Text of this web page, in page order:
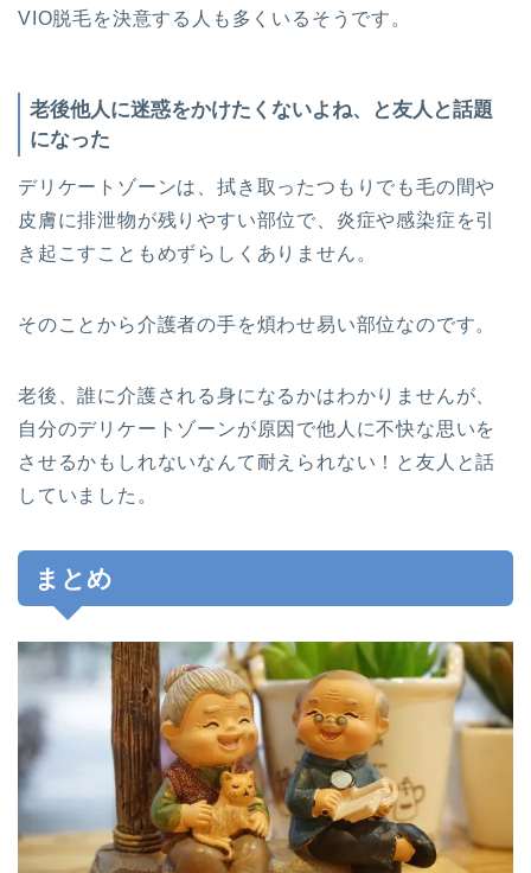
VIO脱毛を決意する人も多くいるそうです。
老後他人に迷惑をかけたくないよね、と友人と話題
になった
デリケートゾーンは、拭き取ったつもりでも毛の間や
皮膚に排泄物が残りやすい部位で、炎症や感染症を引
き起こすこともめずらしくありません。
そのことから介護者の手を煩わせ易い部位なのです。
老後、誰に介護される身になるかはわかりませんが、
自分のデリケートゾーンが原因で他人に不快な思いを
させるかもしれないなんて耐えられない！と友人と話
していました。
まとめ